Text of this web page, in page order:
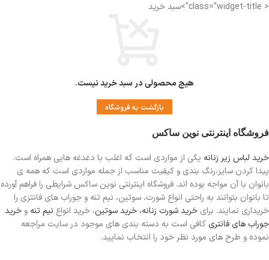
< class="widget-title">سبد خرید
هیچ محصولی در سبد خرید نیست.
بازگشت به فروشگاه
فروشگاه اینترنتی نوین ساکس
خرید لباس زیر زنانه یکی از مواردی است که اغلب با دغدغه هایی همراه است.
پیدا کردن سایز،رنگ بندی و کیفیت مناسب از جمله مواردی است که همه ی
بانوان با آن مواجه بوده اند. فروشگاه اینترنتی نوین ساکس شرایطی را فراهم آورده
تا بانوان بتوانند به راحتی انواع شورت، سوتین، نیم تنه و جوراب های فانتزی را
خریداری نمایند. برای خرید شورت زنانه، خرید سوتین، خرید انواع نیم تنه و خرید
جوراب های فانتری کافی است به دسته بندی های موجود در سایت مراجعه
نموده و طرح های مورد نظر خود را انتخاب نمایید.